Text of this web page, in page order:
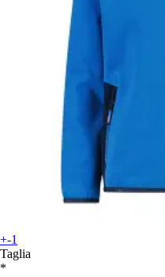
+-1
Taglia
*